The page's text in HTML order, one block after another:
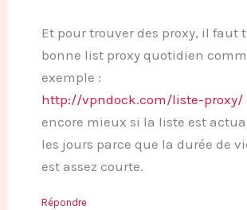
Et pour trouver des proxy, il faut
bonne list proxy quotidien
exemple :
http://vpndock.com/liste-proxy/
encore mieux si la liste est
les jours parce que la durée de
est assez courte.
Répondre